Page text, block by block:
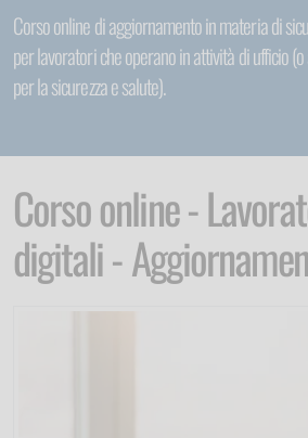
Corso online di aggiornamento in materia di
per lavoratori che operano in attività di ufficio
per la sicurezza e salute).
Corso online -
digitali -